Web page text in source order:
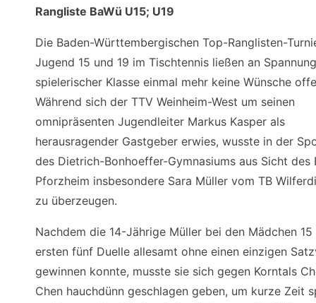
Rangliste BaWü U15; U19
Die Baden-Württembergischen Top-Ranglisten-
Jugend 15 und 19 im Tischtennis ließen an
spielerischer Klasse einmal mehr keine Wünsche
Während sich der TTV Weinheim-West um seinen
omnipräsenten Jugendleiter Markus Kasper als
herausragender Gastgeber erwies, wusste in der
des Dietrich-Bonhoeffer-Gymnasiums aus Sicht des
Pforzheim insbesondere Sara Müller vom TB
zu überzeugen.
Nachdem die 14-Jährige Müller bei den Mädchen 15
ersten fünf Duelle allesamt ohne einen einzigen
gewinnen konnte, musste sie sich gegen Korntals
Chen hauchdünn geschlagen geben, um kurze Zeit